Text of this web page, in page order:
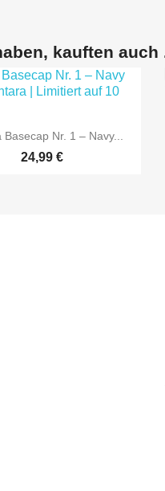
kauften auch
 Vorschau
Basecap Nr. 1 – Navy...
24,99 €